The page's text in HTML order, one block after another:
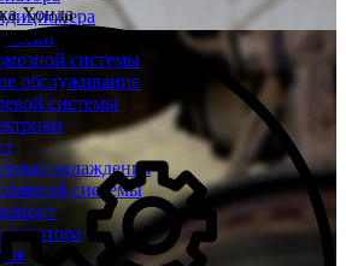
системы
обслуживание
системы
охлаждения
системы
Хонда